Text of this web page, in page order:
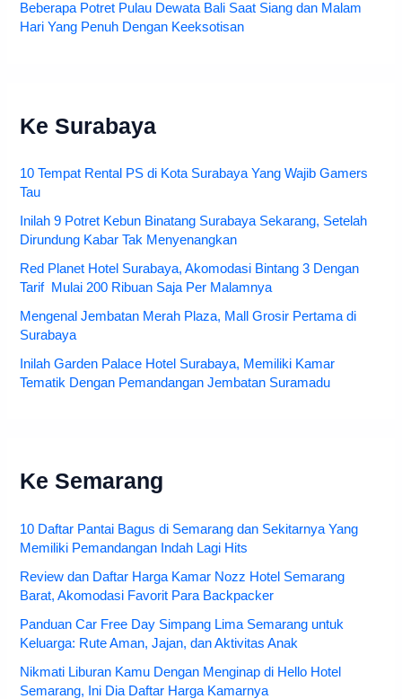
Beberapa Potret Pulau Dewata Bali Saat Siang dan Malam
Hari Yang Penuh Dengan Keeksotisan
Ke Surabaya
10 Tempat Rental PS di Kota Surabaya Yang Wajib Gamers
Tau
Inilah 9 Potret Kebun Binatang Surabaya Sekarang, Setelah
Dirundung Kabar Tak Menyenangkan
Red Planet Hotel Surabaya, Akomodasi Bintang 3 Dengan
Tarif Mulai 200 Ribuan Saja Per Malamnya
Mengenal Jembatan Merah Plaza, Mall Grosir Pertama di
Surabaya
Inilah Garden Palace Hotel Surabaya, Memiliki Kamar
Tematik Dengan Pemandangan Jembatan Suramadu
Ke Semarang
10 Daftar Pantai Bagus di Semarang dan Sekitarnya Yang
Memiliki Pemandangan Indah Lagi Hits
Review dan Daftar Harga Kamar Nozz Hotel Semarang
Barat, Akomodasi Favorit Para Backpacker
Panduan Car Free Day Simpang Lima Semarang untuk
Keluarga: Rute Aman, Jajan, dan Aktivitas Anak
Nikmati Liburan Kamu Dengan Menginap di Hello Hotel
Semarang, Ini Dia Daftar Harga Kamarnya